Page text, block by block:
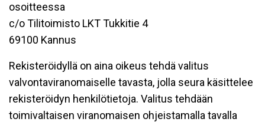
osoitteessa
c/o Tilitoimisto LKT Tukkitie 4
69100 Kannus
Rekisteröidyllä on aina oikeus tehdä valitus
valvontaviranomaiselle tavasta, jolla seura käsittelee
rekisteröidyn henkilötietoja. Valitus tehdään
toimivaltaisen viranomaisen ohjeistamalla tavalla